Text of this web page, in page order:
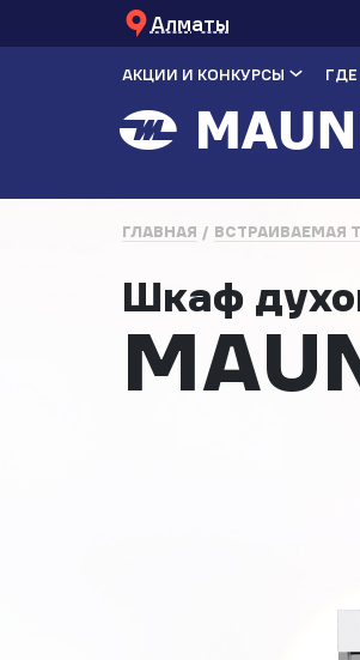
Алматы
АКЦИИ И КОНКУРСЫ
ГЛАВНАЯ ВСТРАИВАЕМАЯ
Шкаф